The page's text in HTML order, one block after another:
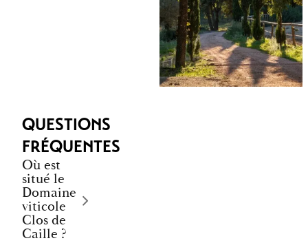
QUESTIONS
FRÉQUENTES
Où est
situé le
Domaine
viticole
Clos de
Caille ?